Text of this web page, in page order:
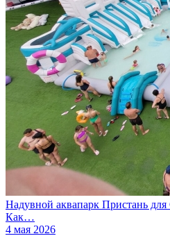
Надувной аквапарк Пристань
Как…
4 мая 2026